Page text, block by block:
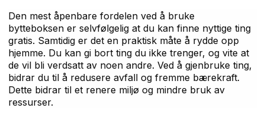
Den mest åpenbare fordelen ved å bruke
bytteboksen er selvfølgelig at du kan finne nyttige ting
gratis. Samtidig er det en praktisk måte å rydde opp
hjemme. Du kan gi bort ting du ikke trenger, og vite at
de vil bli verdsatt av noen andre. Ved å gjenbruke ting,
bidrar du til å redusere avfall og fremme bærekraft.
Dette bidrar til et renere miljø og mindre bruk av
ressurser.